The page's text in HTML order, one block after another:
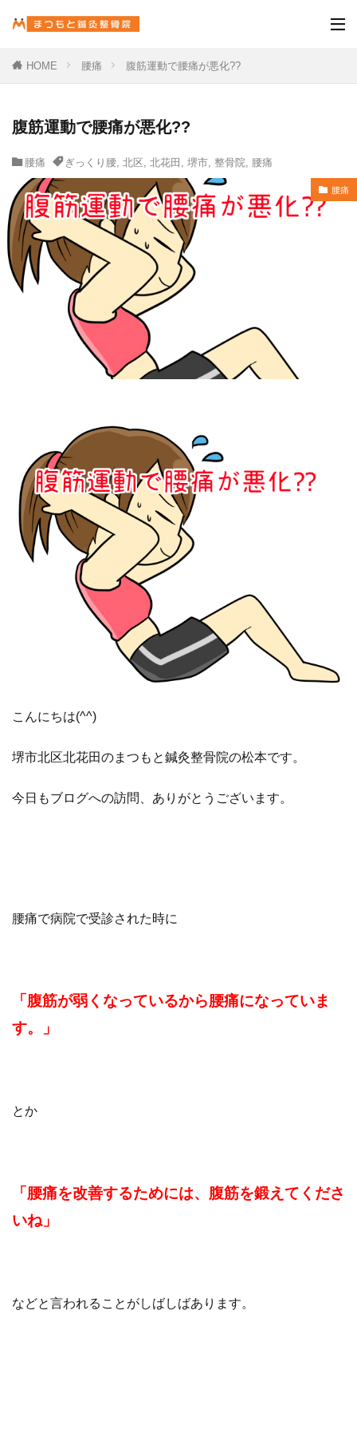
HOME 腰痛 腹筋運動で腰痛が悪化??
腹筋運動で腰痛が悪化??
腰痛 ぎっくり腰, 北区, 北花田 , 堺市, 整骨院, 腰痛
腰痛
こんにちは(^^)
堺市北区北花田のまつもと鍼灸整骨院の松本です。
今日もブログへの訪問、ありがとうございます。
腰痛で病院で受診された時に
「腹筋が弱くなっているから腰痛になっていま
す。」
とか
「腰痛を改善するためには、腹筋を鍛えてくださ
いね」
などと言われることがしばしばあります。